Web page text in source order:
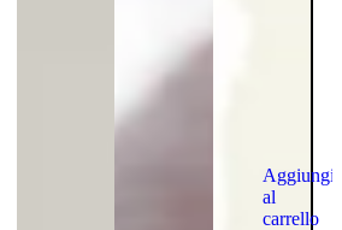
Aggiungi
al
carrello